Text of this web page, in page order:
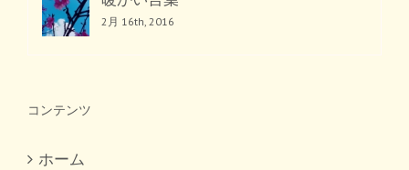
2月 16th, 2016
コンテンツ
ホーム